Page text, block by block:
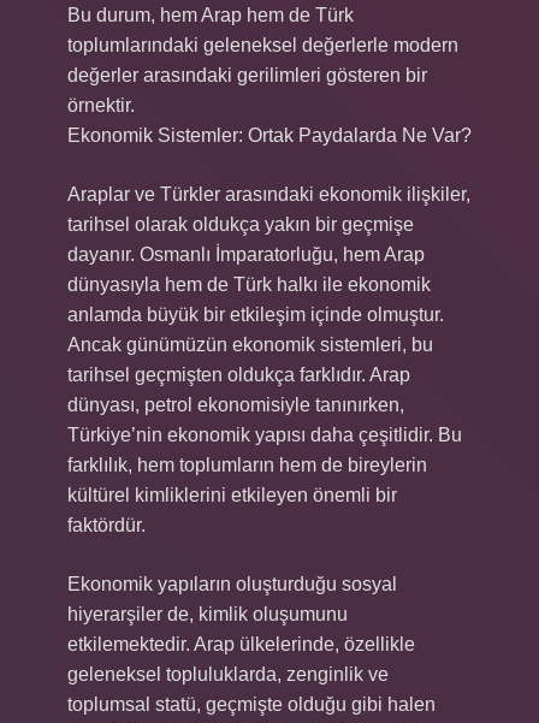
Bu durum, hem Arap hem de Türk
toplumlarındaki geleneksel değerlerle modern
değerler arasındaki gerilimleri gösteren bir
örnektir.
Ekonomik Sistemler: Ortak Paydalarda Ne Var?
Araplar ve Türkler arasındaki ekonomik ilişkiler,
tarihsel olarak oldukça yakın bir geçmişe
dayanır. Osmanlı İmparatorluğu, hem Arap
dünyasıyla hem de Türk halkı ile ekonomik
anlamda büyük bir etkileşim içinde olmuştur.
Ancak günümüzün ekonomik sistemleri, bu
tarihsel geçmişten oldukça farklıdır. Arap
dünyası, petrol ekonomisiyle tanınırken,
Türkiye’nin ekonomik yapısı daha çeşitlidir. Bu
farklılık, hem toplumların hem de bireylerin
kültürel kimliklerini etkileyen önemli bir
faktördür.
Ekonomik yapıların oluşturduğu sosyal
hiyerarşiler de, kimlik oluşumunu
etkilemektedir. Arap ülkelerinde, özellikle
geleneksel topluluklarda, zenginlik ve
toplumsal statü, geçmişte olduğu gibi halen